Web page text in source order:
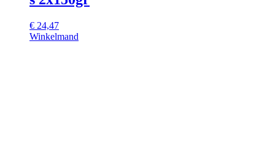
€ 24,47
Winkelmand